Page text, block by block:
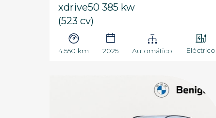
xdrive50 385 kw
(523 cv)
4.550 km 2025 Automático Eléctrico